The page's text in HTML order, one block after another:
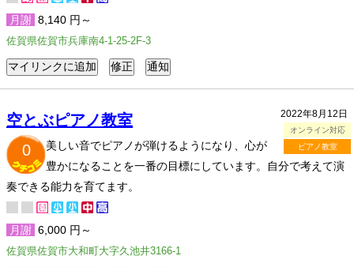
月謝 8,140 円～
佐賀県佐賀市兵庫南4-1-25-2F-3
2022年8月12日
オンライン対応
ピアノ教室
空とぶピアノ教室
0
美しい音でピアノが弾けるようになり、心が
豊かになることを一番の目標にしています。自分で考えて演
奏できる能力を育てます。
月謝 6,000 円～
佐賀県佐賀市大和町大字久池井3166-1